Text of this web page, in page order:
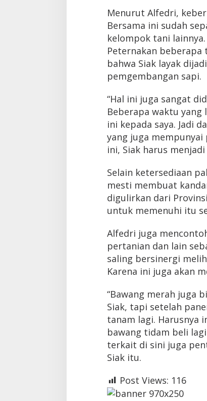
Menurut Alfedri,
Bersama ini sudah
kelompok tani
Peternakan
bahwa Siak layak
pemgembangan sapi.
“Hal ini juga sangat
Beberapa waktu yang
ini kepada saya. Jadi
yang juga
ini, Siak harus
Selain ketersediaan
mesti membuat
digulirkan dari
untuk memenuhi itu
Alfedri juga
pertanian dan lain
saling bersinergi
Karena ini juga akan
“Bawang merah juga
Siak, tapi setelah
tanam lagi. Harusnya
bawang tidam beli
terkait di sini juga
Siak itu.
Post Views: 116